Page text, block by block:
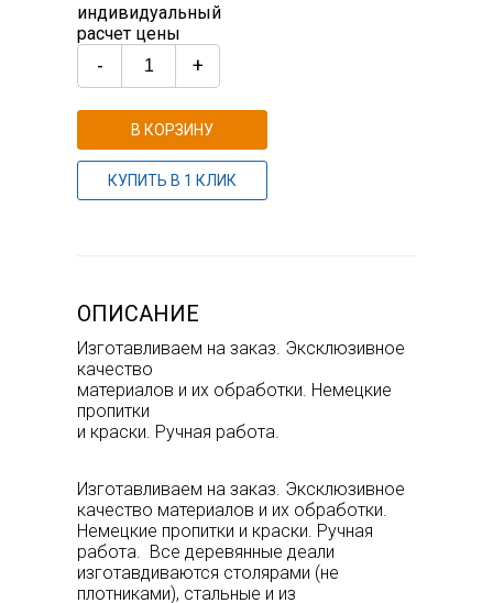
индивидуальный
расчет цены
- +
В КОРЗИНУ
КУПИТЬ В 1 КЛИК
ОПИСАНИЕ
Изготавливаем на заказ. Эксклюзивное
качество
материалов и их обработки. Немецкие
пропитки
и краски. Ручная работа.
Изготавливаем на заказ. Эксклюзивное
качество материалов и их обработки.
Немецкие пропитки и краски. Ручная
работа. Все деревянные деали
изготавдиваются столярами (не
плотниками), стальные и из